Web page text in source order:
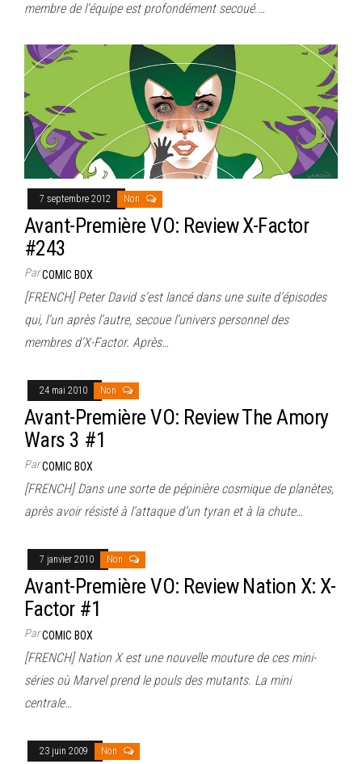
membre de l’équipe est profondément secoué.…
7 septembre 2012 Non
Avant-Première VO: Review X-Factor
#243
ParCOMIC BOX
[FRENCH] Peter David s’est lancé dans une suite d’épisodes
qui, l’un après l’autre, secoue l’univers personnel des
membres d’X-Factor. Après…
24 mai 2010 Non
Avant-Première VO: Review The Amory
Wars 3 #1
ParCOMIC BOX
[FRENCH] Dans une sorte de pépinière cosmique de planètes,
après avoir résisté à l’attaque d’un tyran et à la chute…
7 janvier 2010 Non
Avant-Première VO: Review Nation X: X-
Factor #1
ParCOMIC BOX
[FRENCH] Nation X est une nouvelle mouture de ces mini-
séries où Marvel prend le pouls des mutants. La mini
centrale…
23 juin 2009 Non